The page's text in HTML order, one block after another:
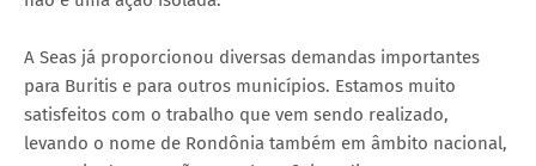
A Seas já proporcionou diversas demandas importantes
para Buritis e para outros municípios. Estamos muito
satisfeitos com o trabalho que vem sendo realizado,
levando o nome de Rondônia também em âmbito nacional,